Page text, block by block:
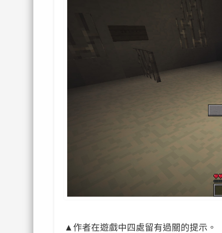
▲ 作者在遊戲中四處留有過關的提示。